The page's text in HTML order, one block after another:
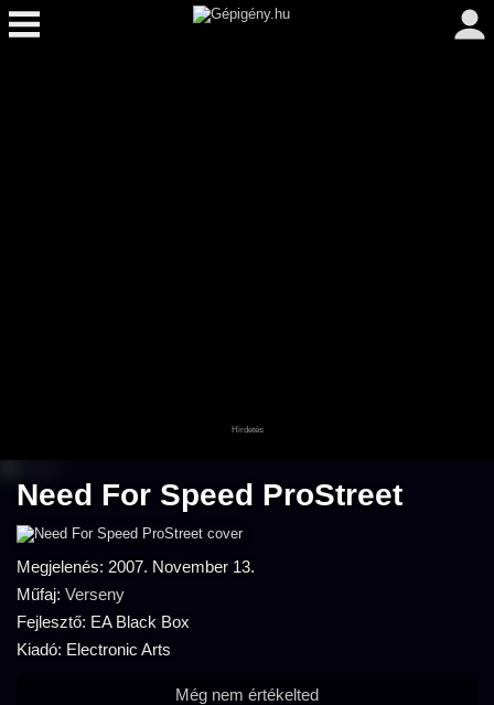
Need For Speed ProStreet
Megjelenés: 2007. November 13.
Műfaj: Verseny
Fejlesztő: EA Black Box
Kiadó: Electronic Arts
Még nem értékelted